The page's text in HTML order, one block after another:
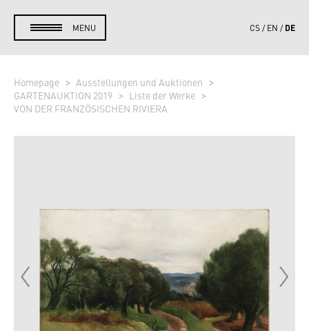
MENU CS EN DE
Homepage
Ausstellungen und Auktionen
GARTENAUKTION 2019
Liste der Werke
VON DER FRANZÖSISCHEN RIVIERA